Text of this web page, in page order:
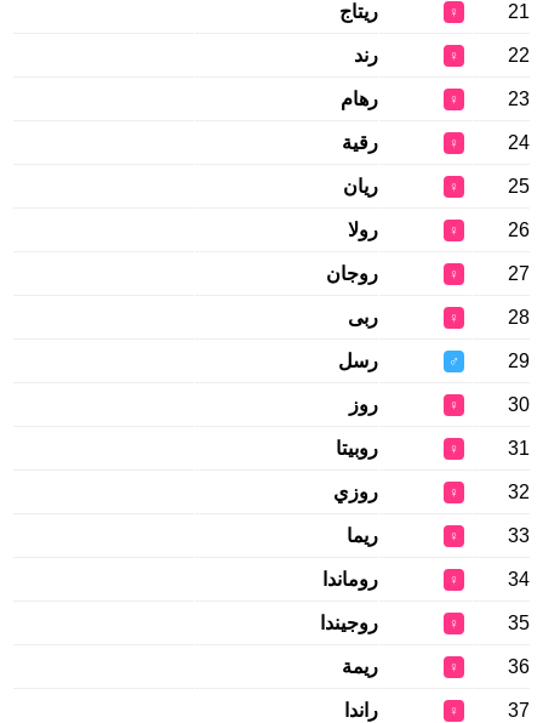
21
♀ ريتاج
22
♀ رند
23
♀ رهام
24
♀ رقية
25
♀ ريان
26
♀ رولا
27
♀ روجان
28
♀ ربى
29
♂ رسل
30
♀ روز
31
♀ روبيتا
32
♀ روزي
33
♀ ريما
34
♀ روماندا
35
♀ روجيندا
36
♀ ريمة
37
♀ راندا